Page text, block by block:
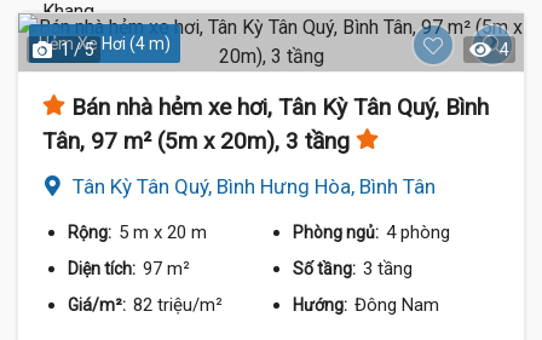
Hẻm Xe Hơi (4 m)
1 / 5 4
Bán nhà hẻm xe hơi, Tân Kỳ Tân Quý, Bình
Tân, 97 m² (5m x 20m), 3 tầng
Tân Kỳ Tân Quý, Bình Hưng Hòa, Bình Tân
Rộng: 5 m x 20 m Phòng ngủ: 4 phòng
Diện tích: 97 m² Số tầng: 3 tầng
Giá/m²: 82 triệu/m² Hướng: Đông Nam